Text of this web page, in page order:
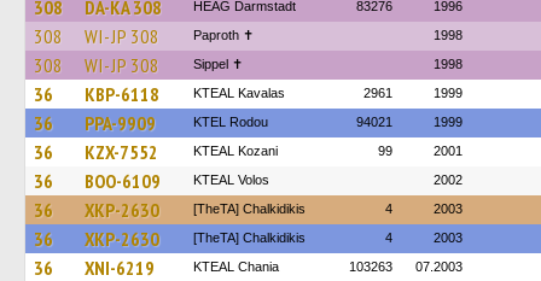
308 DA-KA 308 HEAG Darmstadt 83276 1996
308 WI-JP 308 Paproth ✝ 1998
308 WI-JP 308 Sippel ✝︎ 1998
36 KBP-6118 KTEAL Kavalas 2961 1999
36 PPA-9909 ΚΤΕL Rodou 94021 1999
36 KZX-7552 KTEAL Kozani 99 2001
36 BOO-6109 KTEAL Volos 2002
36 XKP-2630 [TheTA] Chalkidikis 4 2003
36 XKP-2630 [TheTA] Chalkidikis 4 2003
36 XNI-6219 KTEAL Chania 103263 07.2003